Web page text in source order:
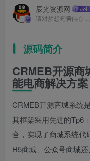
辰光资源网
源码简介
CRMEB开源商
能电商解决方案
CRMEB开源商城系统
其框架采用先进的Tp6
合，实现了商城系统代
H5商城、公众号商城